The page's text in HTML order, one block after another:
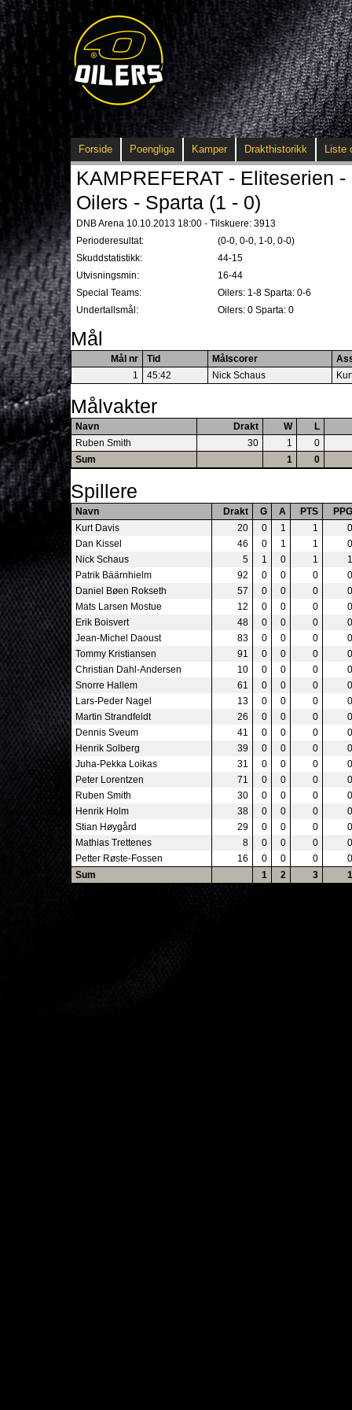
Forside Poengliga Kamper Drakthistorikk Liste
KAMPREFERAT - Eliteserien -
Oilers - Sparta (1 - 0)
DNB Arena 10.10.2013 18:00 - Tilskuere: 3913
Perioderesultat:
(0-0, 0-0, 1-0, 0-0)
Skuddstatistikk:
44-15
Utvisningsmin:
16-44
Special Teams:
Oilers: 1-8 Sparta: 0-6
Undertallsmål:
Oilers: 0 Sparta: 0
Mål
Mål nr Tid Målscorer
1
45:42 Nick Schaus
Målvakter
Navn Drakt W
L
Ruben Smith
30 1
0
Sum
1 0
Spillere
Navn Drakt G A PTS
PPG
Kurt Davis
20 0 1 1
0
Dan Kissel
46 0 1 1
0
Nick Schaus
5 1 0 1
1
Patrik Bäärnhielm
92 0 0 0
0
Daniel Bøen Rokseth
57 0 0 0
0
Mats Larsen Mostue
12 0 0 0
0
Erik Boisvert
48 0 0 0
0
Jean-Michel Daoust
83 0 0 0
0
Tommy Kristiansen
91 0 0 0
0
Christian Dahl-Andersen
10 0 0 0
0
Snorre Hallem
61 0 0 0
0
Lars-Peder Nagel
13 0 0 0
0
Martin Strandfeldt
26 0 0 0
0
Dennis Sveum
41 0 0 0
0
Henrik Solberg
39 0 0 0
0
Juha-Pekka Loikas
31 0 0 0
0
Peter Lorentzen
71 0 0 0
0
Ruben Smith
30 0 0 0
0
Henrik Holm
38 0 0 0
0
Stian Høygård
29 0 0 0
0
Mathias Trettenes
8 0 0 0
0
Petter Røste-Fossen
16 0 0 0
0
Sum
1 2 3 1